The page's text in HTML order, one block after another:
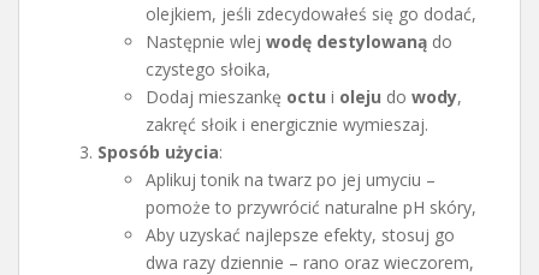
olejkiem, jeśli zdecydowałeś się go dodać,
Następnie wlej wodę destylowaną do
czystego słoika,
Dodaj mieszankę octu i oleju do wody,
zakręć słoik i energicznie wymieszaj.
Sposób użycia:
Aplikuj tonik na twarz po jej umyciu –
pomoże to przywrócić naturalne pH skóry,
Aby uzyskać najlepsze efekty, stosuj go
dwa razy dziennie – rano oraz wieczorem,